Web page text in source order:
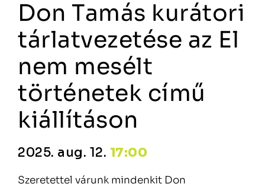
Don Tamás kurátori
tárlatvezetése az El
nem mesélt
történetek című
kiállításon
2025. aug. 12. 17:00
Szeretettel várunk mindenkit Don